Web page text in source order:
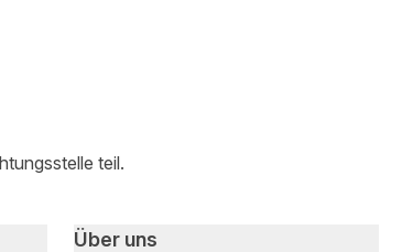
teil.
Über uns